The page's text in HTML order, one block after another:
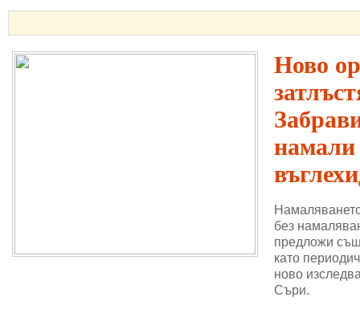
Ново
намали
без
предложи
като
ново
Съри.